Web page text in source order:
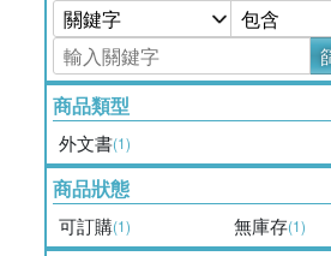
商品類型
外文書(1)
商品狀態
可訂購(1) 無庫存(1)